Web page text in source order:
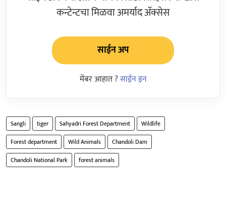
कन्टेन्टचा मिळवा अमर्याद ॲक्सेस
साईन अप
मेंबर आहात ?साईन इन
Sangli tiger Sahyadri Forest Department
Wildlife
Forest department
Wild Animals
Chandoli Dam
Chandoli National Park
forest animals